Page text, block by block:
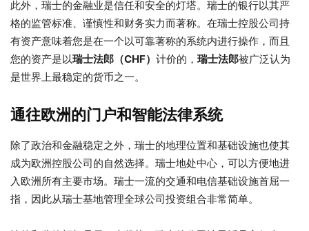
此外，瑞士的金融业是信任和安全的灯塔。瑞士的银行以其严
格的监管标准、谨慎性和财务实力而著称。在瑞士控股公司持
有资产意味着您是在一个以可靠著称的系统内进行操作，而且
您的资产是以瑞士法郎（CHF） 计价的， 瑞士法郎被广泛认为
是世界上最稳定的货币之一。
通往欧洲的门户和智能法律系统
除了政治和金融稳定之外，瑞士的地理位置和基础设施也使其
成为欧洲控股公司的自然选择。瑞士地处中心，可以方便地进
入欧洲所有主要市场。瑞士一流的交通和电信基础设施首屈一
指，因此从瑞士基地管理全球公司投资组合非常简单。